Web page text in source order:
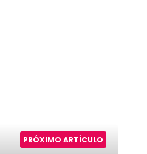
PRÓXIMO ARTÍCULO